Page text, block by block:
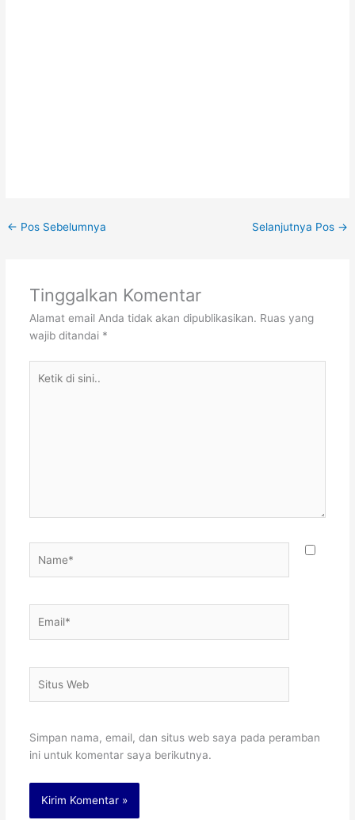
← Pos Sebelumnya Selanjutnya Pos →
Tinggalkan Komentar
Alamat email Anda tidak akan dipublikasikan. Ruas yang
wajib ditandai *
Web
Simpan nama, email, dan situs web saya pada peramban
ini untuk komentar saya berikutnya.